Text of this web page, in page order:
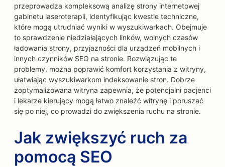
przeprowadza kompleksową analizę strony internetowej
gabinetu laseroterapii, identyfikując kwestie techniczne,
które mogą utrudniać wyniki w wyszukiwarkach. Obejmuje
to sprawdzenie niedziałających linków, wolnych czasów
ładowania strony, przyjazności dla urządzeń mobilnych i
innych czynników SEO na stronie. Rozwiązując te
problemy, można poprawić komfort korzystania z witryny,
ułatwiając wyszukiwarkom indeksowanie stron. Dobrze
zoptymalizowana witryna zapewnia, że potencjalni pacjenci
i lekarze kierujący mogą łatwo znaleźć witrynę i poruszać
się po niej, co prowadzi do zwiększenia ruchu na stronie.
Jak zwiększyć ruch za
pomocą SEO